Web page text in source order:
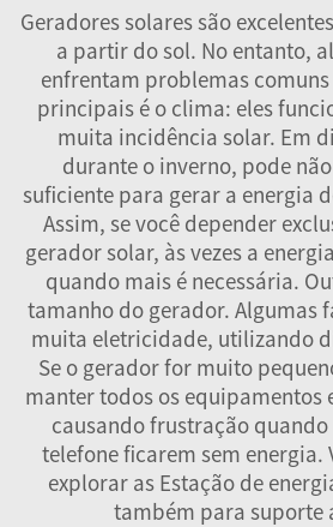
Geradores solares são
a partir do sol. No entanto,
enfrentam problemas
principais é o clima: eles
muita incidência solar. Em
durante o inverno, pode
suficiente para gerar a energia
Assim, se você depender
gerador solar, às vezes a
quando mais é necessária.
tamanho do gerador. Algumas
muita eletricidade, utilizando
Se o gerador for muito
manter todos os equipamentos
causando frustração
telefone ficarem sem energia.
explorar as Estação de
também para suporte